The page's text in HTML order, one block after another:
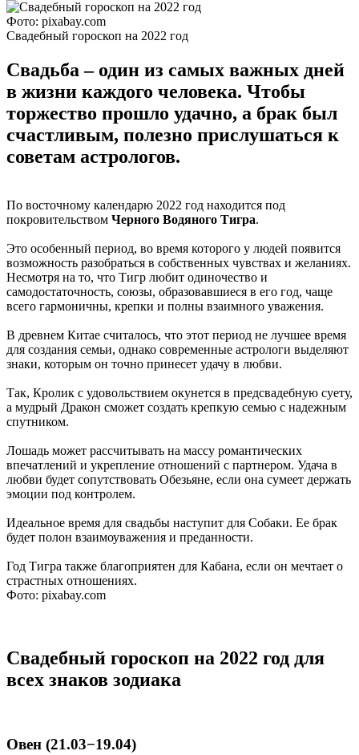
Фото: pixabay.com
Свадебный гороскоп на 2022 год
Свадьба – один из самых важных дней
в жизни каждого человека. Чтобы
торжество прошло удачно, а брак был
счастливым, полезно прислушаться к
советам астрологов.
По восточному календарю 2022 год находится под
покровительством Черного Водяного Тигра.
Это особенный период, во время которого у людей появится
возможность разобраться в собственных чувствах и желаниях.
Несмотря на то, что Тигр любит одиночество и
самодостаточность, союзы, образовавшиеся в его год, чаще
всего гармоничны, крепки и полны взаимного уважения.
В древнем Китае считалось, что этот период не лучшее время
для создания семьи, однако современные астрологи выделяют
знаки, которым он точно принесет удачу в любви.
Так, Кролик с удовольствием окунется в предсвадебную суету,
а мудрый Дракон сможет создать крепкую семью с надежным
спутником.
Лошадь может рассчитывать на массу романтических
впечатлений и укрепление отношений с партнером. Удача в
любви будет сопутствовать Обезьяне, если она сумеет держать
эмоции под контролем.
Идеальное время для свадьбы наступит для Собаки. Ее брак
будет полон взаимоуважения и преданности.
Год Тигра также благоприятен для Кабана, если он мечтает о
страстных отношениях.
Фото: pixabay.com
Свадебный гороскоп на 2022 год для
всех знаков зодиака
Овен (21.03−19.04)